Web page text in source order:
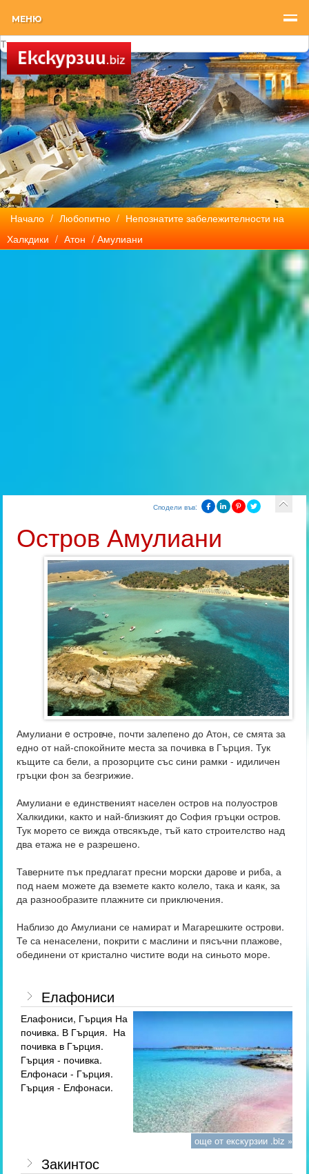
МЕНЮ
Начало / Любопитно / Непознатите забележителности на
Халкдики / Атон / Амулиани
Сподели във:
Остров Амулиани
Амулиани e островче, почти залепено до Атон, се смята за
едно от най-спокойните места за почивка в Гърция. Тук
къщите са бели, а прозорците със сини рамки - идиличен
гръцки фон за безгрижие.
Амулиани е единственият населен остров на полуостров
Халкидики, както и най-близкият до София гръцки остров.
Тук морето се вижда отвсякъде, тъй като строителство над
два етажа не е разрешено.
Таверните пък предлагат пресни морски дарове и риба, а
под наем можете да вземете както колело, така и каяк, за
да разнообразите плажните си приключения.
Наблизо до Амулиани се намират и Магарешките острови.
Те са ненаселени, покрити с маслини и пясъчни плажове,
обединени от кристално чистите води на синьото море.
Елафониси
Елафониси, Гърция На
почивка. В Гърция. На
почивка в Гърция.
Гърция - почивка.
Елфонаси - Гърция.
Гърция - Елфонаси.
още от екскурзии .biz »
Закинтос